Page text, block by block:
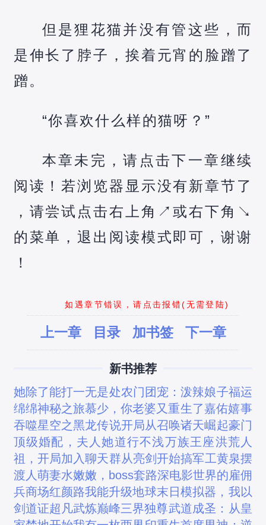
但是狸花猫并没有管这些，而
是伸长了脖子，挨着元宵的脸蹭了
蹭。
“你喜欢什么样的猫呀？”
本章未完，请点击下一章继续
阅读！若浏览器显示没有新章节了
，请尝试点击右上角↗️或右下角↘️
的菜单，退出阅读模式即可，谢谢
！
如遇章节错误，请点击报错(无需登陆)
上一章 目录 加书签 下一章
新书推荐
她除了能打一无是处农门团宠：泼辣娘子福运
绵绵神秘之旅慕少，你老婆又重生了嘉佑嬉事
吞噬星空之黑龙传说开局从召唤诸天崛起豪门
顶级婚配，夫人她道行不浅万族王座洪荒人
祖，开局加入聊天群从亮剑开始搞军工黄泉摆
渡人萌妻水嫩嫩，boss套路深电影世界的雇佣
兵商场红颜路我能升级地球末日模拟器，我以
剑道证超凡武炼巅峰三界独尊武道成圣：从皇